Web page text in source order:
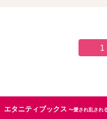
1
エタニティブックス 〜愛され乱され